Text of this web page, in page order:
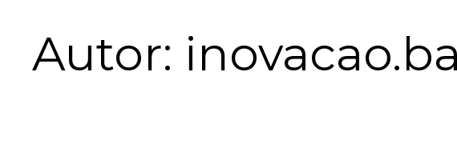
Autor: